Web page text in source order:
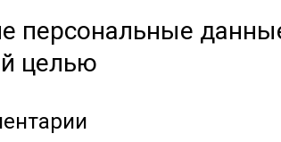
персональные
целью